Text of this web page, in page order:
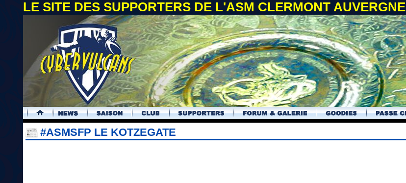
LE SITE DES SUPPORTERS DE L'ASM CLERMONT AUVERGNE
.
#ASMSFP LE KOTZEGATE